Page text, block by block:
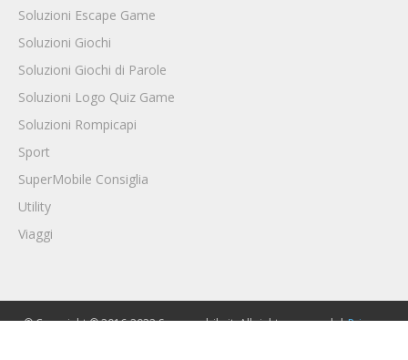
Soluzioni Escape Game
Soluzioni Giochi
Soluzioni Giochi di Parole
Soluzioni Logo Quiz Game
Soluzioni Rompicapi
Sport
SuperMobile Consiglia
Utility
Viaggi
© Copyright © 2016-2022 Supermobile.it. All rights reserved. |Privacy